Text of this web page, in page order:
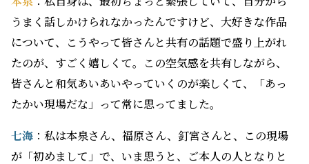
たかい現場だな」って常に思ってました。
七海：私は本泉さん、福原さん、釘宮さんと、この現場
が「初めまして」で、いま思うと、ご本人の人となりと
いうよりも、演じている役として見てしまうところもあ
ったなぁ、と。
そのぐらい皆さんが役にぴったりだったから、同じよう
な気持ちで接する、みたいな感じのアフレコ現場でした